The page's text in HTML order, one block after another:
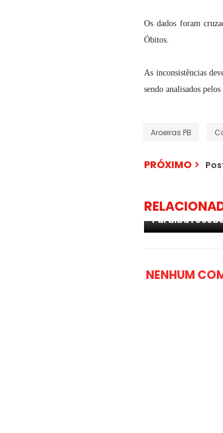
Os dados foram
Óbitos.
As inconsistências
sendo analisados
Aroeiras PB
PRÓXIMO
19 cada
Paraíba
NENHUM